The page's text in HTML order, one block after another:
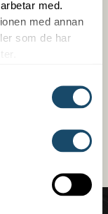
med.
med annan
som de har
kontakt med
arbeta med,
befintlig